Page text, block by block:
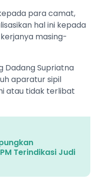
para camat,
hal ini kepada
masing-
Dadang Supriatna
aparatur sipil
atau tidak terlibat
Terindikasi Judi